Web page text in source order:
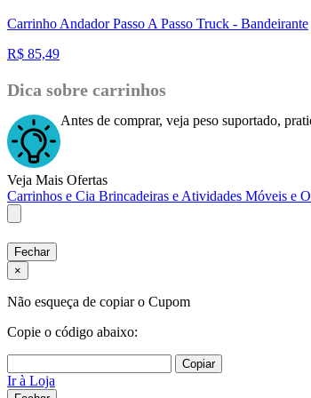
Carrinho Andador Passo A Passo Truck - Bandeirante
R$ 85,49
Dica sobre carrinhos
Antes de comprar, veja peso suportado,
Veja Mais Ofertas
Carrinhos e Cia Brincadeiras e Atividades Móveis e
Fechar
×
Não esqueça de copiar o Cupom
Copie o código abaixo:
Copiar
Ir à Loja